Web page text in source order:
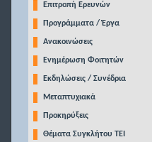
Επιτροπή Ερευνών
Προγράμματα / Έργα
Ανακοινώσεις
Ενημέρωση Φοιτητών
Εκδηλώσεις / Συνέδρια
Μεταπτυχιακά
Προκηρύξεις
Θέματα Συγκλήτου ΤΕΙ